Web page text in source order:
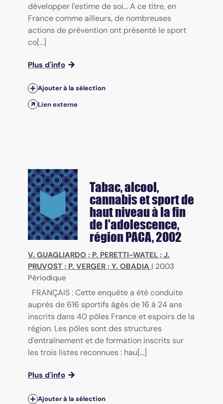
développer l'estime de soi… A ce titre, en
France comme ailleurs, de nombreuses
actions de prévention ont présenté le sport
co[...]
Plus d'info
Ajouter à la sélection
Lien externe
Tabac, alcool,
cannabis et sport de
haut niveau à la fin
de l'adolescence,
région PACA, 2002
V. GUAGLIARDO ; P. PERETTI-WATEL ; J.
PRUVOST ; P. VERGER ; Y. OBADIA | 2003
Périodique
FRANÇAIS : Cette enquête a été conduite
auprès de 616 sportifs âgés de 16 à 24 ans
inscrits dans 40 pôles France et espoirs de la
région. Les pôles sont des structures
d'entraînement et de formation inscrits sur
les trois listes reconnues : hau[...]
Plus d'info
Ajouter à la sélection